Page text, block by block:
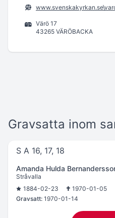
Värö 17
43265 VÄRÖBACKA
Gravsatta inom
S A 16, 17, 18
Amanda Hulda
Stråvalla
1884-02-23
1970-01-05
Gravsatt: 1970-01-14